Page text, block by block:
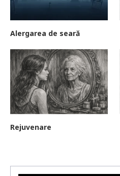
Alergarea de seară
Rejuvenare